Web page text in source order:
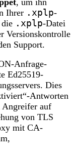
Ihrer .xplp-
.xplp-Datei
Versionskontrolle
Support.
Anfrage-
Ed25519-
Dies
Antworten
Angreifer auf
von TLS
mit CA-